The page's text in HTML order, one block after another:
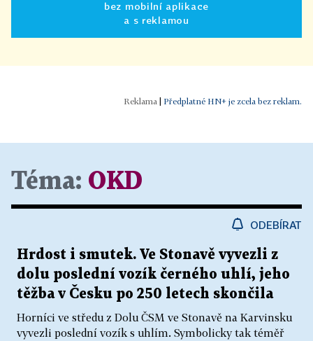
bez mobilní aplikace
a s reklamou
Předplatné HN+ je zcela bez reklam.
Téma: OKD
ODEBÍRAT
Hrdost i smutek. Ve Stonavě vyvezli z
dolu poslední vozík černého uhlí, jeho
těžba v Česku po 250 letech skončila
Horníci ve středu z Dolu ČSM ve Stonavě na Karvinsku
vyvezli poslední vozík s uhlím. Symbolicky tak téměř